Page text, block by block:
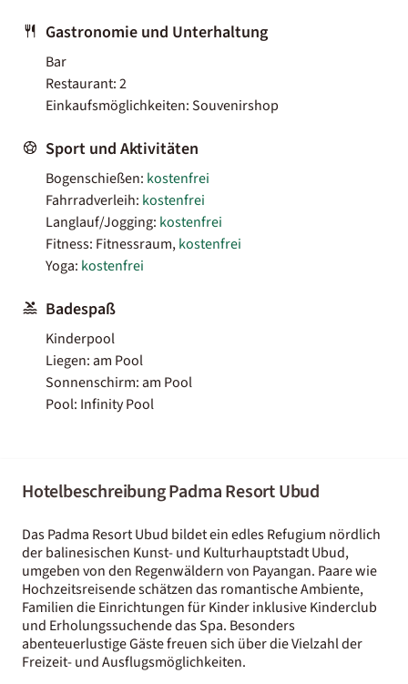
Gastronomie und Unterhaltung
Bar
Restaurant: 2
Einkaufsmöglichkeiten: Souvenirshop
Sport und Aktivitäten
Bogenschießen: kostenfrei
Fahrradverleih: kostenfrei
Langlauf/Jogging: kostenfrei
Fitness: Fitnessraum,kostenfrei
Yoga: kostenfrei
Badespaß
Kinderpool
Liegen: am Pool
Sonnenschirm: am Pool
Pool: Infinity Pool
Hotelbeschreibung Padma Resort Ubud
Das Padma Resort Ubud bildet ein edles Refugium nördlich
der balinesischen Kunst- und Kulturhauptstadt Ubud,
umgeben von den Regenwäldern von Payangan. Paare wie
Hochzeitsreisende schätzen das romantische Ambiente,
Familien die Einrichtungen für Kinder inklusive Kinderclub
und Erholungssuchende das Spa. Besonders
abenteuerlustige Gäste freuen sich über die Vielzahl der
Freizeit- und Ausflugsmöglichkeiten.